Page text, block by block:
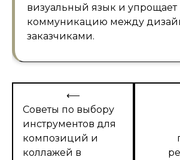
визуальный язык и упрощает
коммуникацию между
заказчиками.
Навигация
по
записям
⟵
Советы по выбору
инструментов для
композиций и
коллажей в